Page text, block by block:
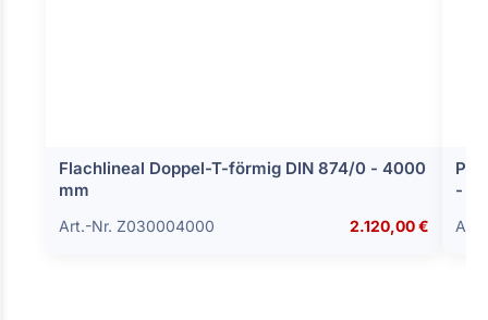
Flachlineal Doppel-T-förmig DIN 874/0 - 4000
mm
Art.-Nr. Z030004000 2.120,00 €
-